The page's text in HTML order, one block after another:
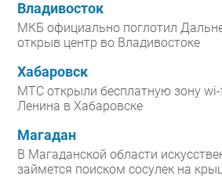
Владивосток
МКБ официально поглотил
открыв центр во Владивостоке
Хабаровск
МТС открыли бесплатную зону
Ленина в Хабаровске
Магадан
В Магаданской области
займется поиском сосулек на